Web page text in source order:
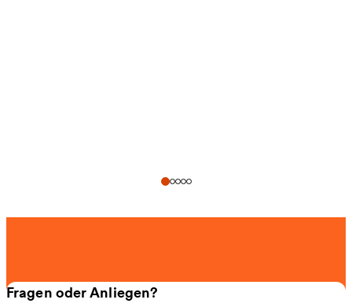
Fragen oder Anliegen?